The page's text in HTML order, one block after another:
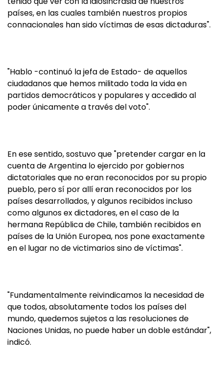
países, en las cuales también nuestros propios
connacionales han sido víctimas de esas dictaduras".
"Hablo -continuó la jefa de Estado- de aquellos
ciudadanos que hemos militado toda la vida en
partidos democráticos y populares y accedido al
poder únicamente a través del voto".
En ese sentido, sostuvo que "pretender cargar en la
cuenta de Argentina lo ejercido por gobiernos
dictatoriales que no eran reconocidos por su propio
pueblo, pero sí por allí eran reconocidos por los
países desarrollados, y algunos recibidos incluso
como algunos ex dictadores, en el caso de la
hermana República de Chile, también recibidos en
países de la Unión Europea, nos pone exactamente
en el lugar no de victimarios sino de víctimas".
"Fundamentalmente reivindicamos la necesidad de
que todos, absolutamente todos los países del
mundo, quedemos sujetos a las resoluciones de
Naciones Unidas, no puede haber un doble estándar",
indicó.